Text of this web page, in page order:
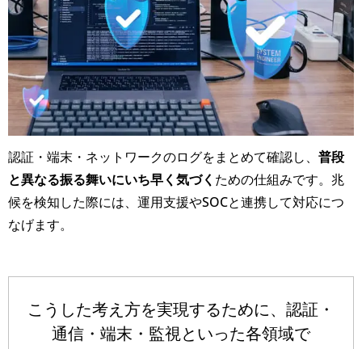
認証・端末・ネットワークのログをまとめて確認し、 普段
と異なる振る舞いにいち早く気づく ための仕組みです。兆
候を検知した際には、運用支援やSOCと連携して対応につ
なげます。
こうした考え方を実現するために、認証・
通信・端末・監視といった各領域で